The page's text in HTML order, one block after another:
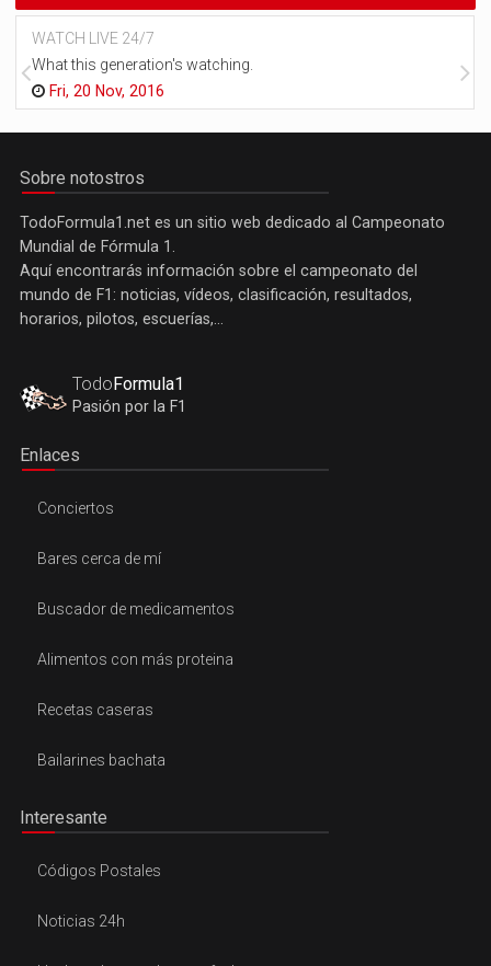
WATCH LIVE 24/7
What this generation's watching.
Fri, 20 Nov, 2016
Sobre notostros
TodoFormula1.net es un sitio web dedicado al Campeonato
Mundial de Fórmula 1.
Aquí encontrarás información sobre el campeonato del
mundo de F1: noticias, vídeos, clasificación, resultados,
horarios, pilotos, escuerías,...
TodoFormula1
Pasión por la F1
Enlaces
Conciertos
Bares cerca de mí
Buscador de medicamentos
Alimentos con más proteina
Recetas caseras
Bailarines bachata
Interesante
Códigos Postales
Noticias 24h